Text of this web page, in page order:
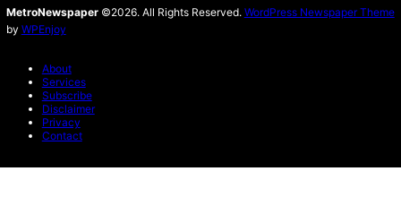
MetroNewspaper©2026. All Rights Reserved. WordPress Newspaper Theme
by WPEnjoy
About
Services
Subscribe
Disclaimer
Privacy
Contact